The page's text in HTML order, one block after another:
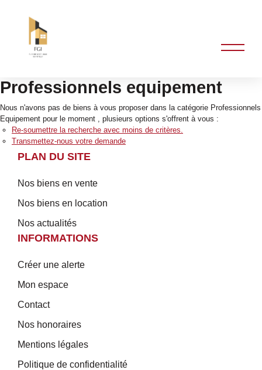
Professionnels equipement
Nous n'avons pas de biens à vous proposer dans la catégorie Professionnels
Equipement pour le moment , plusieurs options s'offrent à vous :
Re-soumettre la recherche avec moins de critères.
Transmettez-nous votre demande
PLAN DU SITE
Nos biens en vente
Nos biens en location
Nos actualités
INFORMATIONS
Créer une alerte
Mon espace
Contact
Nos honoraires
Mentions légales
Politique de confidentialité